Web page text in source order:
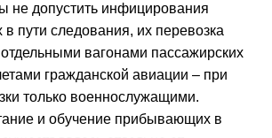
не допустить инфицирования
пути следования, их перевозка
вагонами пассажирских
гражданской авиации – при
только военнослужащими.
и обучение прибывающих в